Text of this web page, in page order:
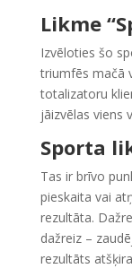
Likme
Izvēloties šo
triumfēs mačā
totalizatoru
jāizvēlas viens
Sporta
Tas ir brīvo
pieskaita vai
rezultāta.
dažreiz –
rezultāts